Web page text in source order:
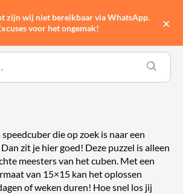
die op zoek is naar een
zit je hier goed! Deze puzzel is alleen
meesters van het cuben. Met een
van 15×15 kan het oplossen
of weken duren! Hoe snel los jij
zijn wij niet bereikbaar via WhatsApp.
voor het ongemak!
×